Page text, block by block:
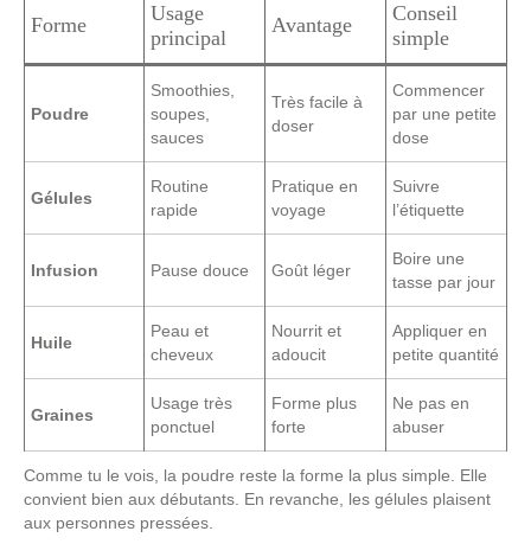
Forme
Usage
principal
Avantage
Conseil
simple
Poudre
Smoothies,
soupes,
sauces
Très facile à
doser
Commencer
par une petite
dose
Gélules
Routine
rapide
Pratique en
voyage
Suivre
l’étiquette
Infusion Pause douce Goût léger
Boire une
tasse par jour
Huile
Peau et
cheveux
Nourrit et
adoucit
Appliquer en
petite quantité
Graines
Usage très
ponctuel
Forme plus
forte
Ne pas en
abuser
Comme tu le vois, la poudre reste la forme la plus simple. Elle
convient bien aux débutants. En revanche, les gélules plaisent
aux personnes pressées.